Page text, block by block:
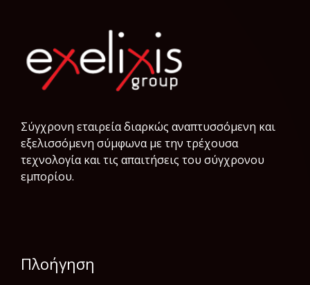
Σύγχρονη εταιρεία διαρκώς αναπτυσσόμενη και
εξελισσόμενη σύμφωνα µε την τρέχουσα
τεχνολογία και τις απαιτήσεις του σύγχρονου
εμπορίου.
Πλοήγηση